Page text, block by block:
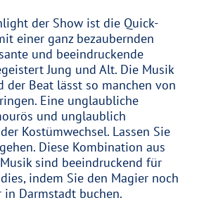
der Show ist die Quick-
einer ganz bezaubernden
und beeindruckende
Jung und Alt. Die Musik
der Beat lässt so manchen von
Eine unglaubliche
und unglaublich
Kostümwechsel. Lassen Sie
Diese Kombination aus
sind beeindruckend für
indem Sie den Magier noch
in Darmstadt buchen.